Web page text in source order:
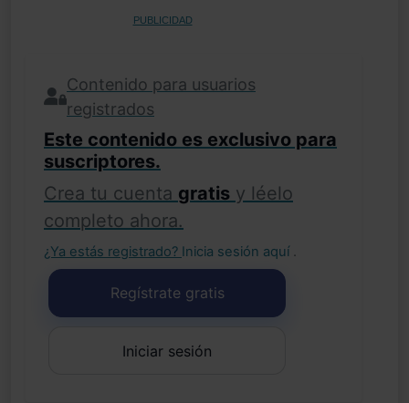
PUBLICIDAD
Contenido para usuarios
registrados
Este contenido es exclusivo para
suscriptores.
Crea tu cuenta gratis y léelo
completo ahora.
¿Ya estás registrado? Inicia sesión aquí .
Regístrate gratis
Iniciar sesión